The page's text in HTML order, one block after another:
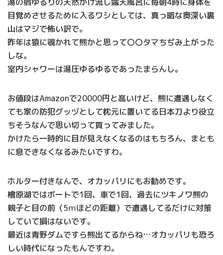
目覚めさせるために入るワシとしては、真っ暗な奥深い裏
山はマジで怖い訳で。
昨年は猿に覗かれて熊かと思って〇〇タマちぢみ上がった
しな。
室内シャワーは湯圧ゆるゆるであったまらんし。
お値段はAmazonで20000円と高いけど、熊に遭遇しなく
ても家の防犯グッヅとして枕元に置いてる日本刀より役立
ちそうなんで思い切って買ってみました。
かけたら一時的に目が見えなくなるのはもちろん、まとも
に息できなくなるみたいですわ。
ホルター付きなんで、オカッパリにもお勧めです。
檜原湖ではボートで1回、車で1回、過去にツキノワ熊の
親子と目の前（5ⅿほどの距離）で遭遇してるだけに対策
していて損はないです。
最近は青野ダムですら熊出てるからね…オカッパリも恐ろ
しい時代になったもんですわ。